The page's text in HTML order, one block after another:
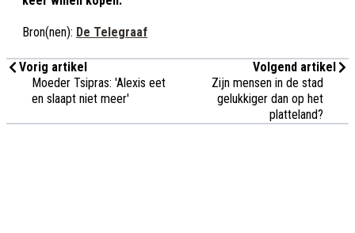
Bron(nen): De Telegraaf
Vorig artikel
Moeder Tsipras: 'Alexis eet
en slaapt niet meer'
Volgend artikel
Zijn mensen in de stad
gelukkiger dan op het
platteland?